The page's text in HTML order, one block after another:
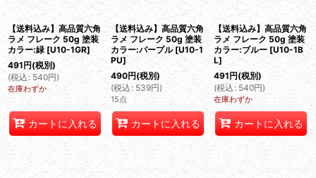
【送料込み】高品質六角
ラメ フレーク 50g 塗装
カラー:緑 [U10-1GR]
491円(税別)
(税込: 540円)
在庫わずか
カートに入れる
【送料込み】高品質六角
ラメ フレーク 50g 塗装
カラー:パープル [U10-1
PU]
490円(税別)
(税込 : 539円)
15点
カートに入れる
【送料込み】高品質六角
ラメ フレーク 50g 塗装
カラー:ブルー [U10-1B
L]
491円(税別)
(税込 : 540円)
在庫わずか
カートに入れる